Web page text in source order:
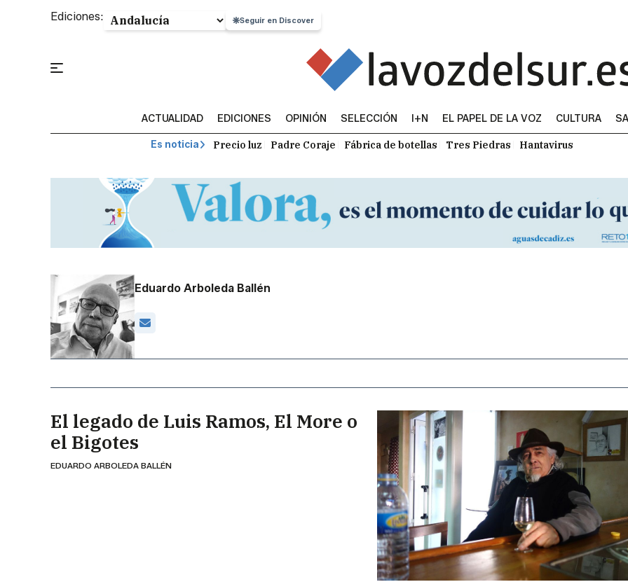
Ediciones: Seguir en Discover
ACTUALIDAD EDICIONES OPINIÓN SELECCIÓN I+N EL PAPEL DE LA VOZ CULTURA
Es noticia Precio luz Padre Coraje Fábrica de botellas Tres Piedras Hantavirus
Eduardo Arboleda Ballén
El legado de Luis Ramos, El More o
el Bigotes
EDUARDO ARBOLEDA BALLÉN